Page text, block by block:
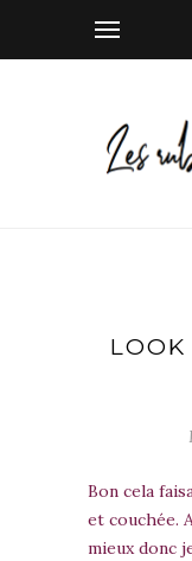
LOOK
Bon cela
et couchée.
mieux donc